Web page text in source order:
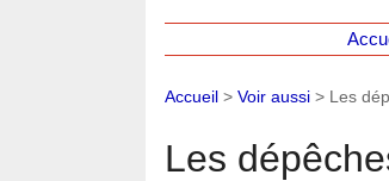
Accueil > Voir aussi > Les
Les